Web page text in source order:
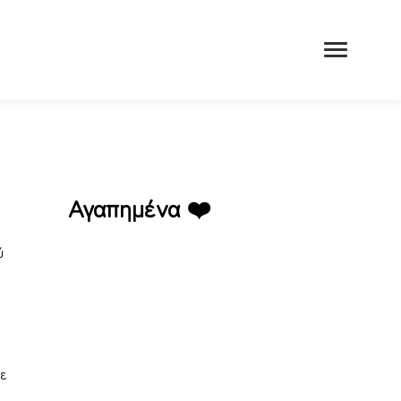
Αγαπημένα ❤️